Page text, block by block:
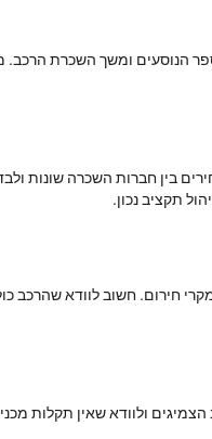
הנוסעים ומשך השכרת הרכב.
בין חברות השכרה שונות
תקציב נכון.
חירום. חשוב לוודא שהרכב
ולוודא שאין תקלות